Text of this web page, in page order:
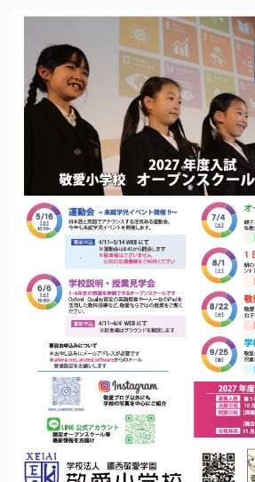
事故や怪我について
卒園児進路
お知らせ
給食日記
園生活ブログ
2歳児クラス(ももたろうクラブ)
募集概要(2歳児クラス)
保育料について
入会してから
園生活ブログ(2歳児クラス)
体験入園＆園見学
ぴ～ち通信
求人情報（園見学/自主実習も対応）